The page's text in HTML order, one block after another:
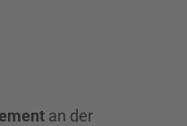
an der